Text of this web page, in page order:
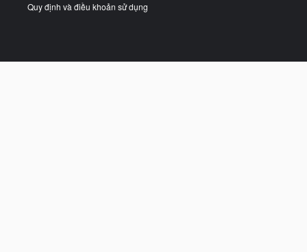
Quy định và điều khoản sử dụng